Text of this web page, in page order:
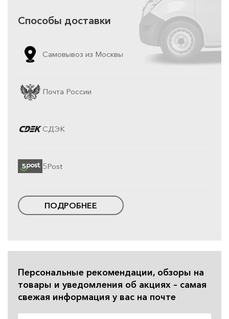
Способы доставки
Самовывоз из Москвы
Почта России
СДЭК
5Post
ПОДРОБНЕЕ
Персональные рекомендации, обзоры на
товары и уведомления об акциях – самая
свежая информация у вас на почте